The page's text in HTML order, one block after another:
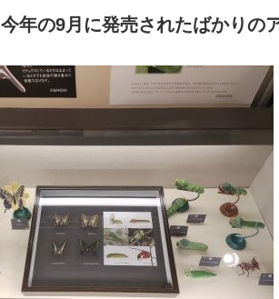
今年の9月に発売されたばかりの